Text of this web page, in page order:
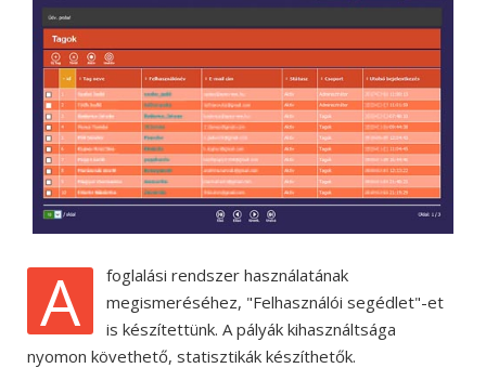
A
foglalási rendszer használatának
megismeréséhez, "Felhasználói segédlet"-et
is készítettünk. A pályák kihasználtsága
nyomon követhető, statisztikák készíthetők.